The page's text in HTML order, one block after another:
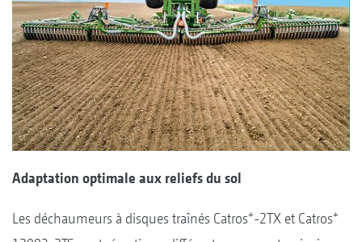
Adaptation optimale aux reliefs du sol
Les déchaumeurs à disques traînés Catros+-2TX et Catros+